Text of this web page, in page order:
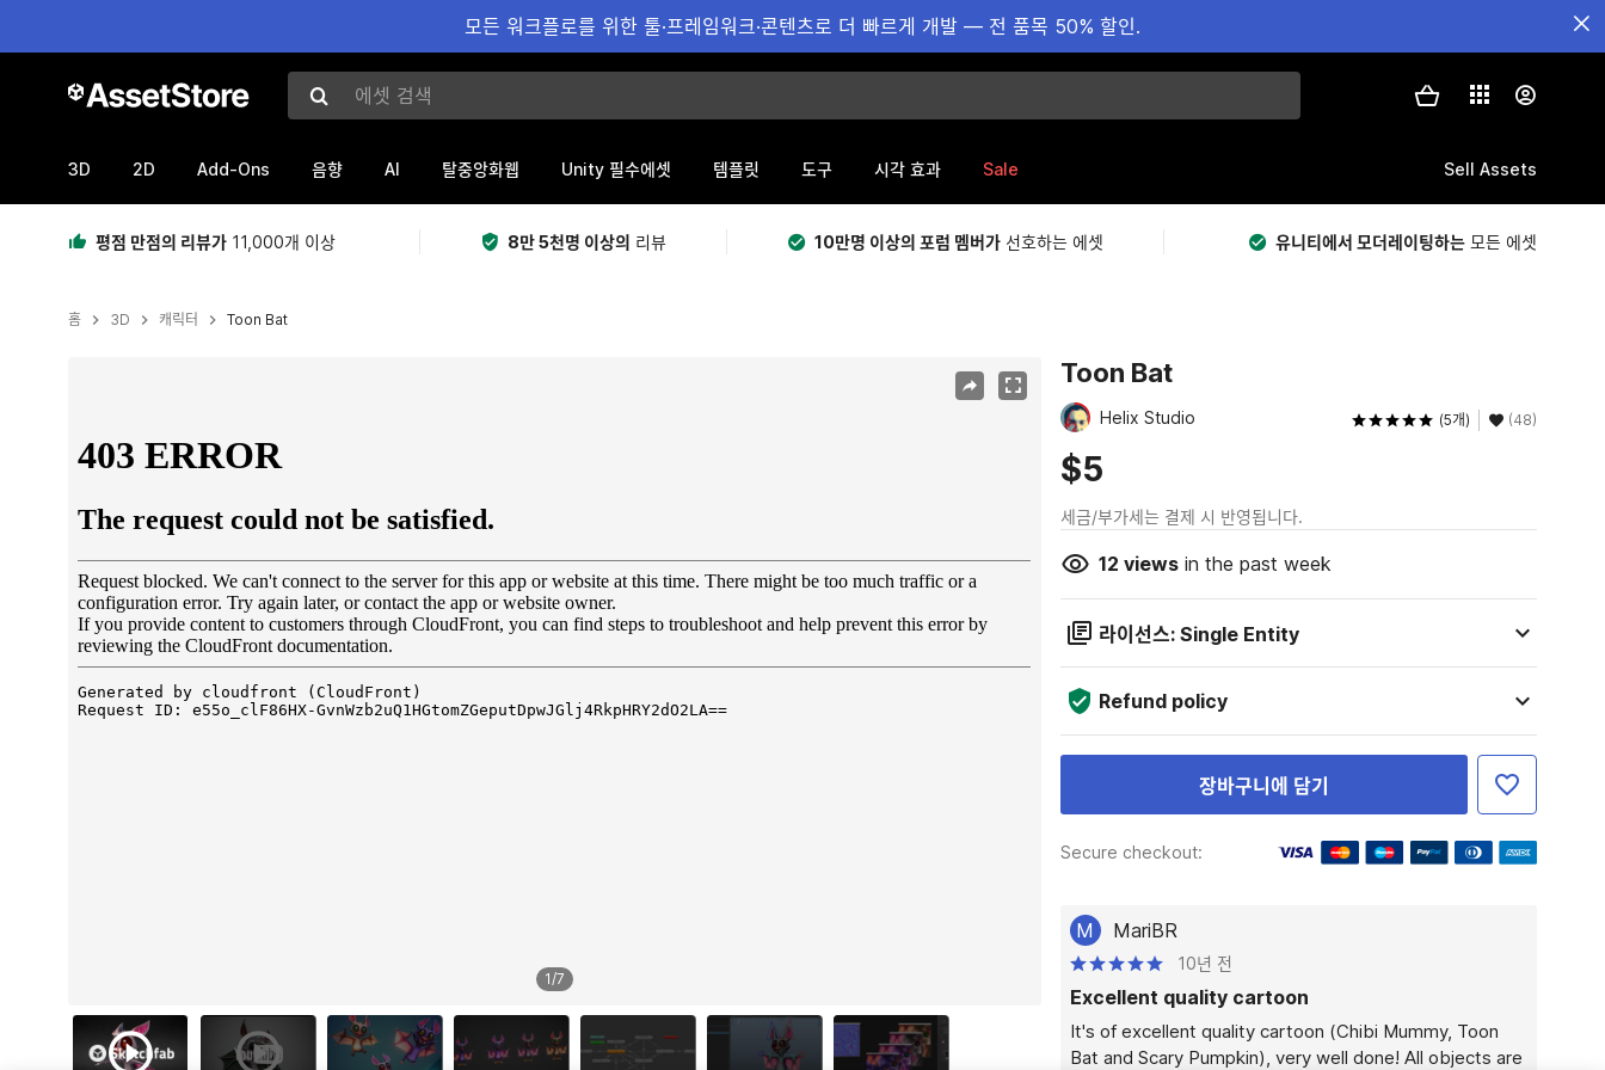
모든 워크플로를 위한 툴·프레임워크·콘텐츠로 더 빠르게 개발 — 전 품목 50% 할인.
에셋 검색
3D 2D Add-Ons 음향 AI 탈중앙화웹 Unity 필수에셋 템플릿 도구 시각 효과 Sale Sell Assets
평점 만점의 리뷰가 11,000개 이상 8만 5천명 이상의 리뷰 10만명 이상의 포럼 멤버가 선호하는 에셋 유니티에서 모더레이팅하는 모든 에셋
홈 3D 캐릭터 Toon Bat
1/7
Toon Bat
Helix Studio (5개) (48)
$5
세금/부가세는 결제 시 반영됩니다.
12 viewsin the past week
라이선스: Single Entity
Refund policy
장바구니에 담기
Secure checkout:
M MariBR
10년 전
Excellent quality cartoon
It's of excellent quality cartoon (Chibi Mummy, Toon
Bat and Scary Pumpkin), very well done! All objects are